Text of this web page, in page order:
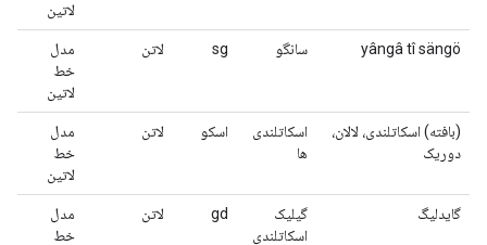
لاتین
yângâ tî sängö سانگو sg لاتن
مدل
خط
لاتین
(بافته) اسکاتلندی، لالان،
دوریک
اسکاتلندی
ها
اسکو لاتن
مدل
خط
لاتین
گایدلیگ
گیلیک
اسکاتلندی
gd لاتن
مدل
خط